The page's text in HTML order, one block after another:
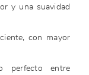
y una suavidad
con mayor
perfecto entre